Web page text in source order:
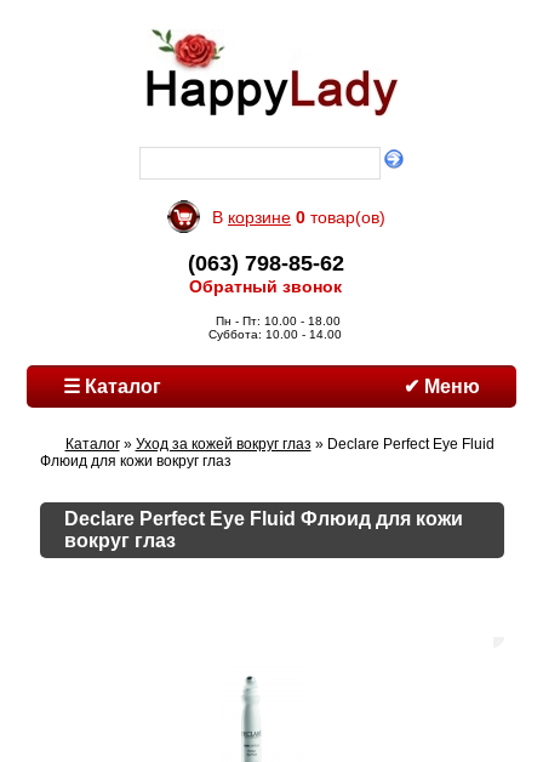
В корзине 0 товар(ов)
(063) 798-85-62
Обратный звонок
Пн - Пт: 10.00 - 18.00
Суббота: 10.00 - 14.00
☰ Каталог ✔ Меню
Каталог» Уход за кожей вокруг глаз » Declare Perfect Eye Fluid
Флюид для кожи вокруг глаз
Declare Perfect Eye Fluid Флюид для кожи
вокруг глаз